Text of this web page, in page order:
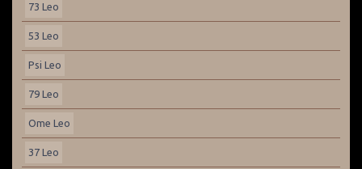
73 Leo
53 Leo
Psi Leo
79 Leo
Ome Leo
37 Leo